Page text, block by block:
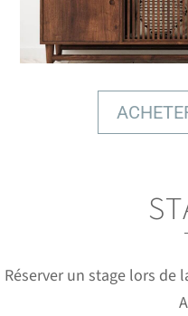
Réserver un stage lors de